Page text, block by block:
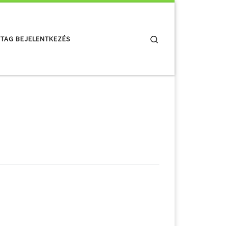
TAG BEJELENTKEZÉS